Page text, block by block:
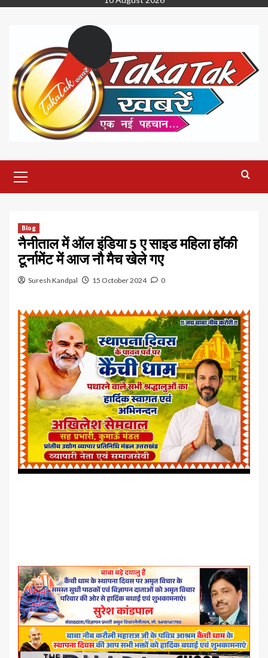
to
Menu
Blog
नैनीताल में ऑल इंडिया 5 ए साइड महिला हॉकी
टूर्नामेंट में आज नौ मैच खेले गए
Suresh Kandpal 15 October 2024 0